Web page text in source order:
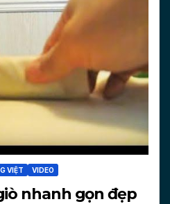
VIỆT VIDEO
nhanh gọn đẹp